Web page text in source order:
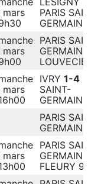
mars
PARIS SAINT-
GERMAIN
mars
PARIS SAINT-
GERMAIN
mars
IVRY 1-4
SAINT-
GERMAIN
PARIS SAINT-
GERMAIN –
mars
PARIS SAINT-
GERMAIN
FLEURY 91